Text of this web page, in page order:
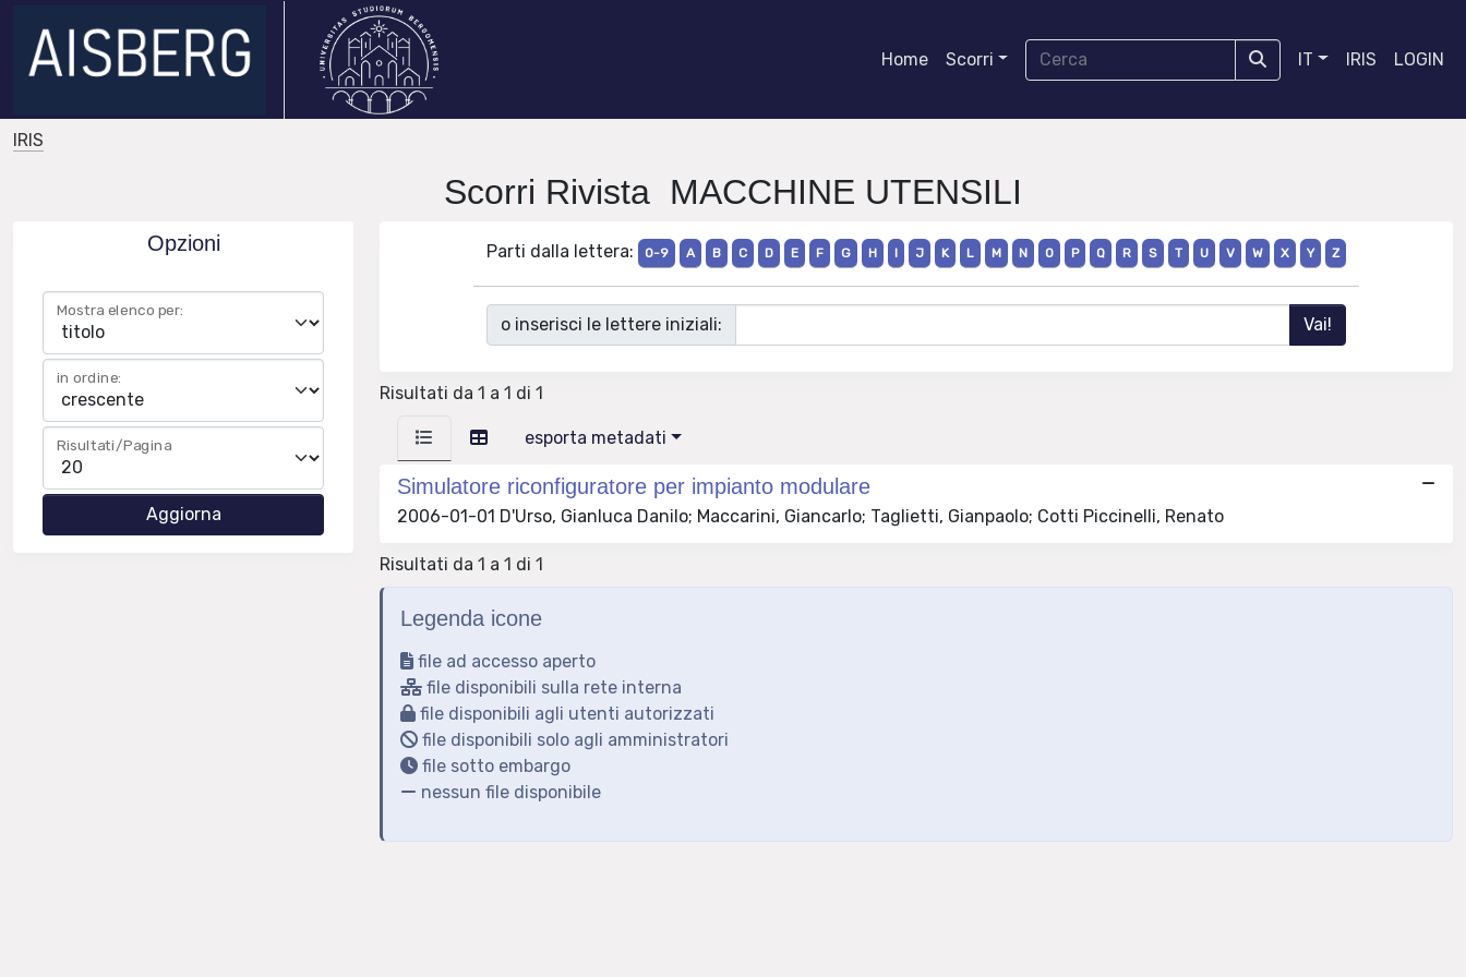
Home Scorri IT IRIS LOGIN
IRIS
Scorri Rivista MACCHINE UTENSILI
Opzioni
Mostra elenco per:
in ordine:
Risultati/Pagina
Parti dalla lettera: 0-9 A B C D E F G H I J K L M N O P Q R S T U V W X Y Z
o inserisci le lettere iniziali:
Risultati da 1 a 1 di 1
esporta metadati
Simulatore riconfiguratore per impianto modulare
2006-01-01 D'Urso, Gianluca Danilo; Maccarini, Giancarlo; Taglietti, Gianpaolo; Cotti Piccinelli, Renato
Risultati da 1 a 1 di 1
Legenda icone
file ad accesso aperto
file disponibili sulla rete interna
file disponibili agli utenti autorizzati
file disponibili solo agli amministratori
file sotto embargo
nessun file disponibile